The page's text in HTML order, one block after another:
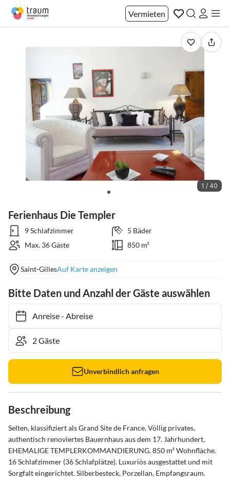
Vermieten
1 / 40
Ferienhaus Die Templer
9 Schlafzimmer
5 Bäder
Max. 36 Gäste
850 m²
Saint-GillesAuf Karte anzeigen
Bitte Daten und Anzahl der Gäste auswählen
Anreise- Abreise
Unverbindlich anfragen
Beschreibung
Selten, klassifiziert als Grand Site de France. Völlig privates,
authentisch renoviertes Bauernhaus aus dem 17. Jahrhundert,
EHEMALIGE TEMPLERKOMMANDIERUNG. 850 m² Wohnfläche.
16 Schlafzimmer (36 Schlafplätze). Luxuriös ausgestattet und mit
Sorgfalt eingerichtet. Silberbesteck, Porzellan, Empfangsraum.